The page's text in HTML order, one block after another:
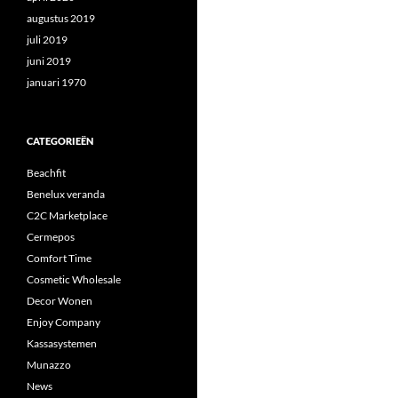
augustus 2019
juli 2019
juni 2019
januari 1970
CATEGORIEËN
Beachfit
Benelux veranda
C2C Marketplace
Cermepos
Comfort Time
Cosmetic Wholesale
Decor Wonen
Enjoy Company
Kassasystemen
Munazzo
News